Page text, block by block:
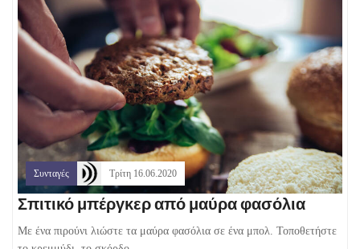
Συνταγές Τρίτη 16.06.2020
Σπιτικό μπέργκερ από μαύρα φασόλια
Με ένα πιρούνι λιώστε τα μαύρα φασόλια σε ένα μπολ. Τοποθετήστε